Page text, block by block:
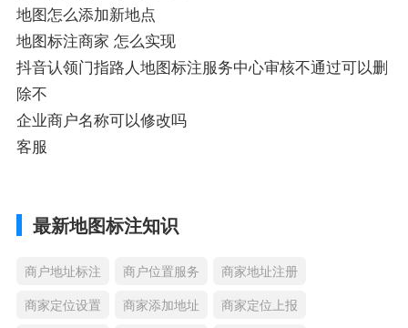
地图怎么添加新地点
地图标注商家 怎么实现
抖音认领门指路人地图标注服务中心审核不通过可以删
除不
企业商户名称可以修改吗
客服
最新地图标注知识
商户地址标注 商户位置服务
商家地址注册
商家定位设置
商家添加地址
商家定位上报